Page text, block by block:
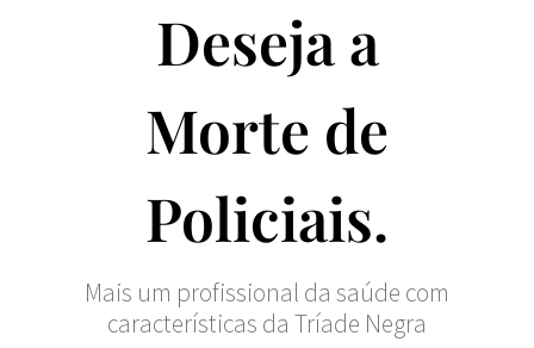
Deseja a
Morte de
Policiais.
Mais um profissional da saúde com
características da Tríade Negra